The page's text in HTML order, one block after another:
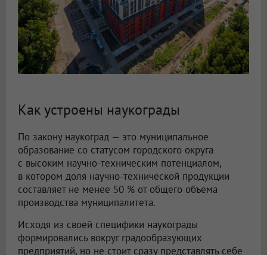
Как устроены наукограды
По закону наукоград — это муниципальное
образование со статусом городского округа
с высоким научно-техническим потенциалом,
в котором доля научно-технической продукции
составляет не менее 50 % от общего объема
производства муниципалитета.
Исходя из своей специфики наукограды
формировались вокруг градообразующих
предприятий, но не стоит сразу представлять себе